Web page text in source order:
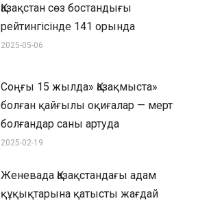
Қазақстан сөз бостандығы
рейтингісінде 141 орында
2025-05-06
Соңғы 15 жылда» Қазақмыста»
болған қайғылы оқиғалар — мерт
болғандар саны артуда
2025-02-19
Женевада Қазақстандағы адам
құқықтарына қатысты жағдай